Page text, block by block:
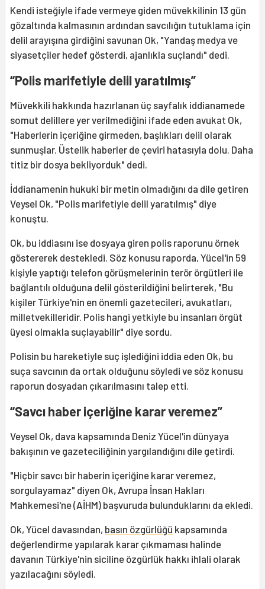
Kendi isteğiyle ifade vermeye giden müvekkilinin 13 gün
gözaltında kalmasının ardından savcılığın tutuklama için
delil arayışına girdiğini savunan Ok, "Yandaş medya ve
siyasetçiler hedef gösterdi, ajanlıkla suçlandı" dedi.
“Polis marifetiyle delil yaratılmış”
Müvekkili hakkında hazırlanan üç sayfalık iddianamede
somut delillere yer verilmediğini ifade eden avukat Ok,
"Haberlerin içeriğine girmeden, başlıkları delil olarak
sunmuşlar. Üstelik haberler de çeviri hatasıyla dolu. Daha
titiz bir dosya bekliyorduk" dedi.
İddianamenin hukuki bir metin olmadığını da dile getiren
Veysel Ok, "Polis marifetiyle delil yaratılmış" diye
konuştu.
Ok, bu iddiasını ise dosyaya giren polis raporunu örnek
göstererek destekledi. Söz konusu raporda, Yücel'in 59
kişiyle yaptığı telefon görüşmelerinin terör örgütleri ile
bağlantılı olduğuna delil gösterildiğini belirterek, "Bu
kişiler Türkiye'nin en önemli gazetecileri, avukatları,
milletvekilleridir. Polis hangi yetkiyle bu insanları örgüt
üyesi olmakla suçlayabilir" diye sordu.
Polisin bu hareketiyle suç işlediğini iddia eden Ok, bu
suça savcının da ortak olduğunu söyledi ve söz konusu
raporun dosyadan çıkarılmasını talep etti.
“Savcı haber içeriğine karar veremez”
Veysel Ok, dava kapsamında Deniz Yücel'in dünyaya
bakışının ve gazeteciliğinin yargılandığını dile getirdi.
"Hiçbir savcı bir haberin içeriğine karar veremez,
sorgulayamaz" diyen Ok, Avrupa İnsan Hakları
Mahkemesi'ne (AİHM) başvuruda bulunduklarını da ekledi.
Ok, Yücel davasından, basın özgürlüğü kapsamında
değerlendirme yapılarak karar çıkmaması halinde
davanın Türkiye'nin siciline özgürlük hakkı ihlali olarak
yazılacağını söyledi.